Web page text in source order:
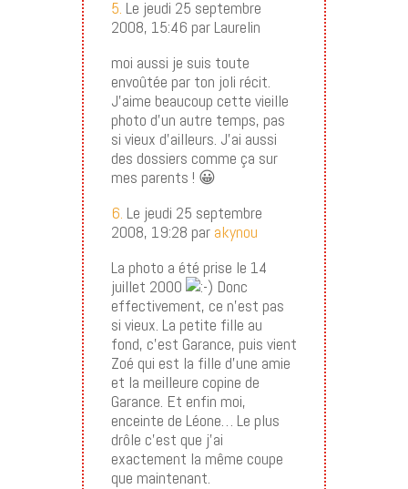
5. Le jeudi 25 septembre
2008, 15:46 par Laurelin
moi aussi je suis toute
envoûtée par ton joli récit.
J’aime beaucoup cette vieille
photo d’un autre temps, pas
si vieux d’ailleurs. J’ai aussi
des dossiers comme ça sur
mes parents ! 😀
6. Le jeudi 25 septembre
2008, 19:28 par akynou
La photo a été prise le 14
juillet 2000
Donc
effectivement, ce n’est pas
si vieux. La petite fille au
fond, c’est Garance, puis vient
Zoé qui est la fille d’une amie
et la meilleure copine de
Garance. Et enfin moi,
enceinte de Léone… Le plus
drôle c’est que j’ai
exactement la même coupe
que maintenant.